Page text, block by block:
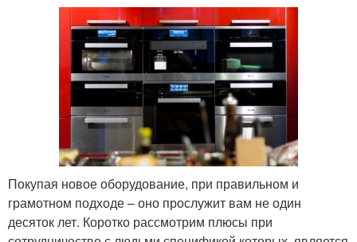
Покупая новое оборудование, при правильном и
грамотном подходе – оно прослужит вам не один
десяток лет. Коротко рассмотрим плюсы при